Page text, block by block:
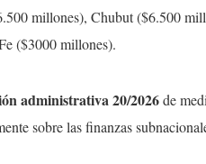
millones), Chubut ($6.500
($3000 millones).
administrativa 20/2026de
sobre las finanzas